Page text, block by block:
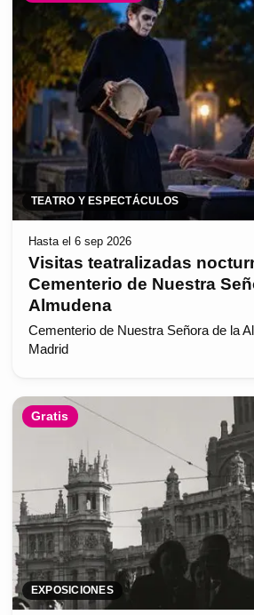
TEATRO Y ESPECTÁCULOS
Hasta el 6 sep 2026
Visitas teatralizadas
Cementerio de Nuestra
Almudena
Cementerio de Nuestra Señora de la
Madrid
Gratis
EXPOSICIONES